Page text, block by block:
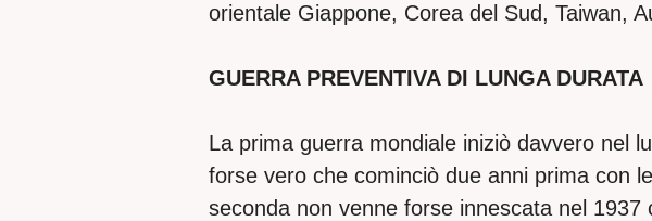
orientale Giappone, Corea del Sud, Taiwan,
GUERRA PREVENTIVA DI LUNGA DURATA
La prima guerra mondiale iniziò davvero nel
forse vero che cominciò due anni prima con
seconda non venne forse innescata nel 1937